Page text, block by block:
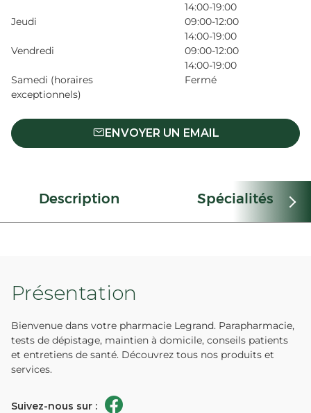
14:00-19:00
Jeudi
09:00-12:00
14:00-19:00
Vendredi
09:00-12:00
14:00-19:00
Samedi (horaires
exceptionnels)
Fermé
ENVOYER UN EMAIL
Description Spécialités
Présentation
Bienvenue dans votre pharmacie Legrand. Parapharmacie,
tests de dépistage, maintien à domicile, conseils patients
et entretiens de santé. Découvrez tous nos produits et
services.
Suivez-nous sur :